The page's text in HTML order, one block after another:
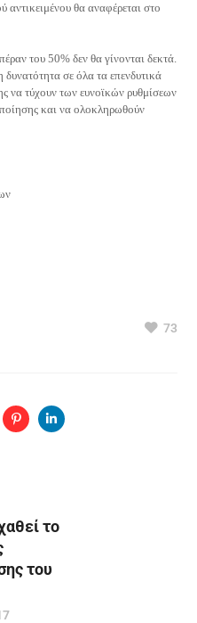
θα αναφέρεται στο
του 50% δεν θα γίνονται δεκτά.
δυνατότητα σε όλα τα επενδυτικά
να τύχουν των ευνοϊκών ρυθμίσεων
και να ολοκληρωθούν
73
το
του